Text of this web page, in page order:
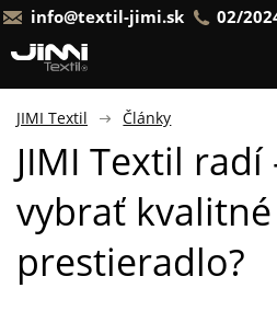
info@textil-jimi.sk 02/
JIMI Textil Články
JIMI Textil radí
vybrať kvalitné
prestieradlo?